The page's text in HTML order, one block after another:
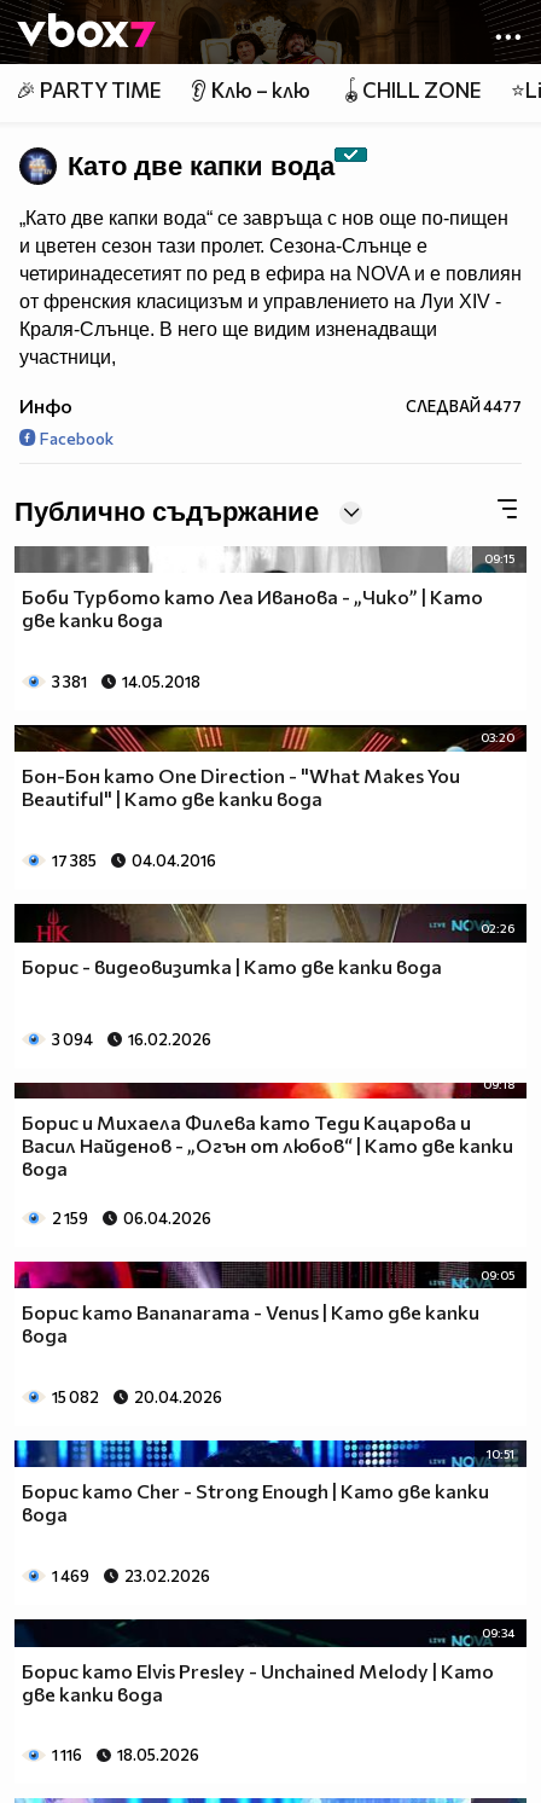
Member of
👾
🎉 PARTY TIME 👂 Клю – клю 🪀CHILL ZONE
Като две капки вода
„Като две капки вода“ се завръща с нов още по-пищен
и цветен сезон тази пролет. Сезона-Слънце е
четиринадесетият по ред в ефира на NOVA и е повлиян
от френския класицизъм и управлението на Луи XIV -
Краля-Слънце. В него ще видим изненадващи
участници,
Короната отново ще бъде в ръцете на зрителите, а
любимите водещи - Димитър Рачков и Герасим
Инфо СЛЕДВАЙ4477
Facebook
Публично съдържание
09:15
Боби Турбото като Леа Иванова - „Чико” | Като
две капки вода
3 381 14.05.2018
03:20
Бон-Бон като One Direction - "What Makes You
Beautiful" | Като две капки вода
17 385 04.04.2016
02:26
Борис - видеовизитка | Като две капки вода
3 094 16.02.2026
09:18
Борис и Михаела Филева като Теди Кацарова и
Васил Найденов - „Огън от любов“ | Като две капки
вода
2 159 06.04.2026
09:05
Борис като Bananarama - Venus | Като две капки
вода
15 082 20.04.2026
10:51
Борис като Cher - Strong Enough | Като две капки
вода
1 469 23.02.2026
09:34
Борис като Elvis Presley - Unchained Melody | Като
две капки вода
1 116 18.05.2026